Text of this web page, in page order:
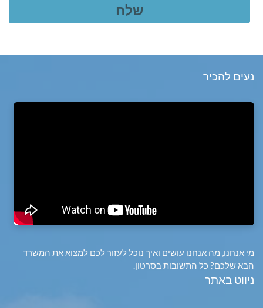
נעים להכיר
מי אנחנו, מה אנחנו עושים ואיך נוכל לעזור לכם למצוא את המשרד
הבא שלכם? כל התשובות בסרטון.
ניווט באתר